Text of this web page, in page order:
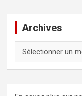
Archives